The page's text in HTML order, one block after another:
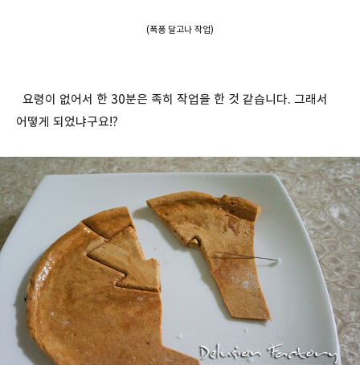
(폭풍 달고나 작업)
요령이 없어서 한 30분은 족히 작업을 한 것 같습니다. 그래서
어떻게 되었냐구요!?